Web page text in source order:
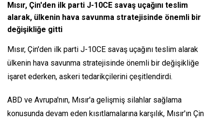
Mısır, Çin'den ilk parti J-10CE savaş uçağını teslim
alarak, ülkenin hava savunma stratejisinde önemli bir
değişikliğe gitti
Mısır, Çin'den ilk parti J-10CE savaş uçağını teslim alarak
ülkenin hava savunma stratejisinde önemli bir değişikliğe
işaret ederken, askeri tedarikçilerini çeşitlendirdi.
ABD ve Avrupa'nın, Mısır'a gelişmiş silahlar sağlama
konusunda devam eden kısıtlamalarına karşılık, Mısır'ın Çin